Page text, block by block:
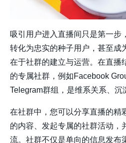
吸引用户进入直播间只是第一步
转化为忠实的种子用户，甚至成
在于社群的建立与运营。在直播
的专属社群，例如Facebook
Telegram群组，是维系关系、沉
在社群中，您可以分享直播的精
的内容、发起专属的社群活动，
流。社群不仅是单向的信息发布